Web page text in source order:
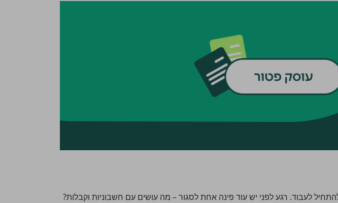
לעבוד. רגע לפני יש עוד פינה אחת לסגור – מה עושים עם חשבוניות וקבלות?